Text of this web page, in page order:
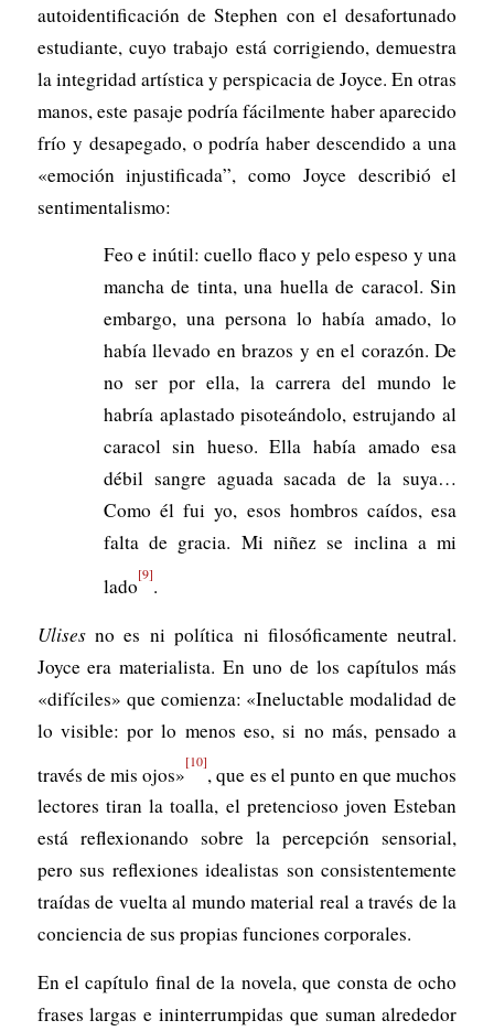
autoidentificación de Stephen con el desafortunado
estudiante, cuyo trabajo está corrigiendo, demuestra
la integridad artística y perspicacia de Joyce. En otras
manos, este pasaje podría fácilmente haber aparecido
frío y desapegado, o podría haber descendido a una
«emoción injustificada”, como Joyce describió el
sentimentalismo:
Feo e inútil: cuello flaco y pelo espeso y una
mancha de tinta, una huella de caracol. Sin
embargo, una persona lo había amado, lo
había llevado en brazos y en el corazón. De
no ser por ella, la carrera del mundo le
habría aplastado pisoteándolo, estrujando al
caracol sin hueso. Ella había amado esa
débil sangre aguada sacada de la suya…
Como él fui yo, esos hombros caídos, esa
falta de gracia. Mi niñez se inclina a mi
lado[9].
Ulisesno es ni política ni filosóficamente neutral.
Joyce era materialista. En uno de los capítulos más
«difíciles» que comienza: «Ineluctable modalidad de
lo visible: por lo menos eso, si no más, pensado a
través de mis ojos»[10], que es el punto en que muchos
lectores tiran la toalla, el pretencioso joven Esteban
está reflexionando sobre la percepción sensorial,
pero sus reflexiones idealistas son consistentemente
traídas de vuelta al mundo material real a través de la
conciencia de sus propias funciones corporales.
En el capítulo final de la novela, que consta de ocho
frases largas e ininterrumpidas que suman alrededor